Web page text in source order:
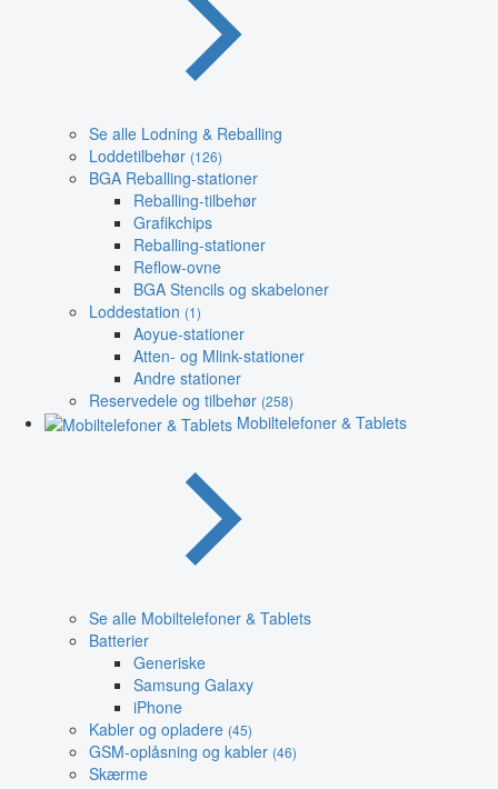
Se alle Lodning & Reballing
Loddetilbehør (126)
BGA Reballing-stationer
Reballing-tilbehør
Grafikchips
Reballing-stationer
Reflow-ovne
BGA Stencils og skabeloner
Loddestation (1)
Aoyue-stationer
Atten- og Mlink-stationer
Andre stationer
Reservedele og tilbehør (258)
Mobiltelefoner & Tablets
Se alle Mobiltelefoner & Tablets
Batterier
Generiske
Samsung Galaxy
iPhone
Kabler og opladere (45)
GSM-oplåsning og kabler (46)
Skærme